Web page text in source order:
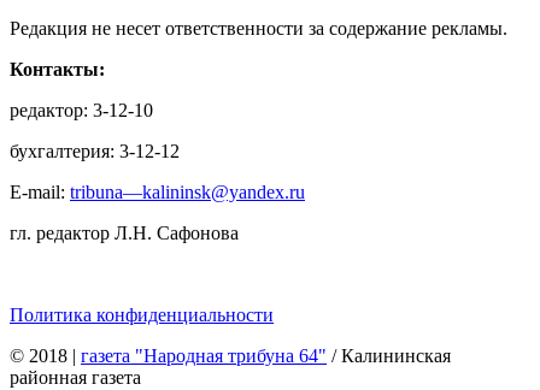
Редакция не несет ответственности за содержание рекламы.
Контакты:
редактор: 3-12-10
бухгалтерия: 3-12-12
E-mail: tribuna—kalininsk@yandex.ru
гл. редактор Л.Н. Сафонова
Политика конфиденциальности
© 2018 | газета "Народная трибуна 64" / Калининская
районная газета